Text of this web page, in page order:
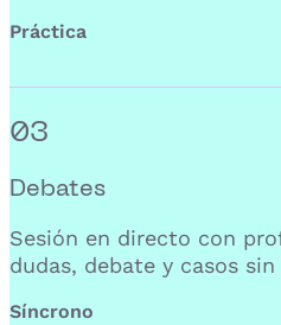
Práctica
03
Debates
Sesión en directo con
dudas, debate y casos sin
Síncrono